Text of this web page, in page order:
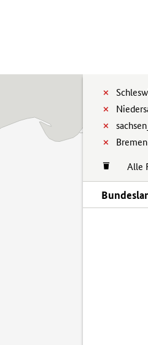
Bremen
Alle